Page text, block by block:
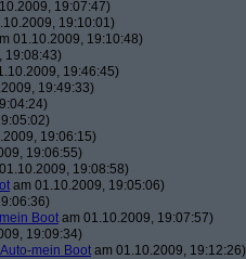
19:07:47)
19:10:01)
01.10.2009, 19:10:48)
19:08:43)
19:46:45)
19:49:33)
19:06:15)
19:06:55)
19:08:58)
am 01.10.2009, 19:05:06)
Boot am 01.10.2009, 19:07:57)
19:09:34)
mein Boot am 01.10.2009, 19:12:26)